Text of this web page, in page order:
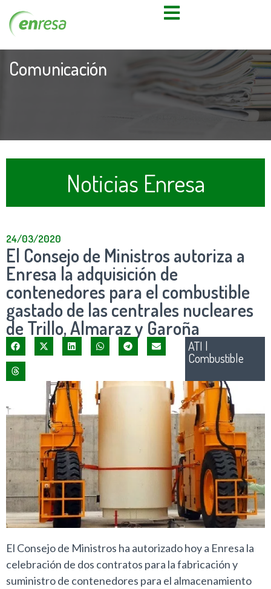
Comunicación
Noticias Enresa
24/03/2020
El Consejo de Ministros autoriza a
Enresa la adquisición de
contenedores para el combustible
gastado de las centrales nucleares
de Trillo, Almaraz y Garoña
ATI |
Combustible
El Consejo de Ministros ha autorizado hoy a Enresa la
celebración de dos contratos para la fabricación y
suministro de contenedores para el almacenamiento